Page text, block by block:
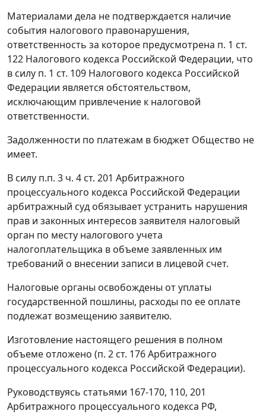
Материалами дела не подтверждается наличие
события налогового правонарушения,
ответственность за которое предусмотрена п. 1 ст.
122 Налогового кодекса Российской Федерации, что
в силу п. 1 ст. 109 Налогового кодекса Российской
Федерации является обстоятельством,
исключающим привлечение к налоговой
ответственности.
Задолженности по платежам в бюджет Общество не
имеет.
В силу п.п. 3 ч. 4 ст. 201 Арбитражного
процессуального кодекса Российской Федерации
арбитражный суд обязывает устранить нарушения
прав и законных интересов заявителя налоговый
орган по месту налогового учета
налогоплательщика в объеме заявленных им
требований о внесении записи в лицевой счет.
Налоговые органы освобождены от уплаты
государственной пошлины, расходы по ее оплате
подлежат возмещению заявителю.
Изготовление настоящего решения в полном
объеме отложено (п. 2 ст. 176Арбитражного
процессуального кодекса Российской Федерации).
Руководствуясь статьями 167-170, 110, 201
Арбитражного процессуального кодекса РФ,